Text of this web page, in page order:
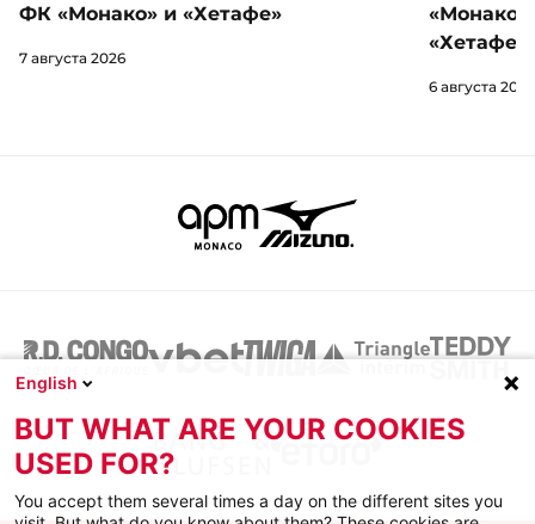
ФК «Монако» и «Хетафе»
7 августа 2026
«Хетафе»
6 августа 2026
English
BUT WHAT ARE YOUR COOKIES
USED FOR?
You accept them several times a day on the different sites you